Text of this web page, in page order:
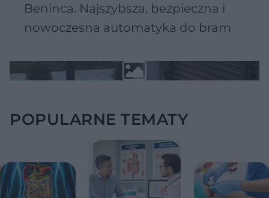
Beninca. Najszybsza, bezpieczna i
nowoczesna automatyka do bram
POPULARNE TEMATY